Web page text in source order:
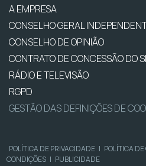
A EMPRESA
CONSELHO GERAL
CONSELHO DE OPINIÃO
CONTRATO DE CONCESSÃO DO
RÁDIO E TELEVISÃO
RGPD
GESTÃO DAS DEFINIÇÕES DE
POLÍTICA DE PRIVACIDADE | POLÍTICA DE
CONDIÇÕES | PUBLICIDADE